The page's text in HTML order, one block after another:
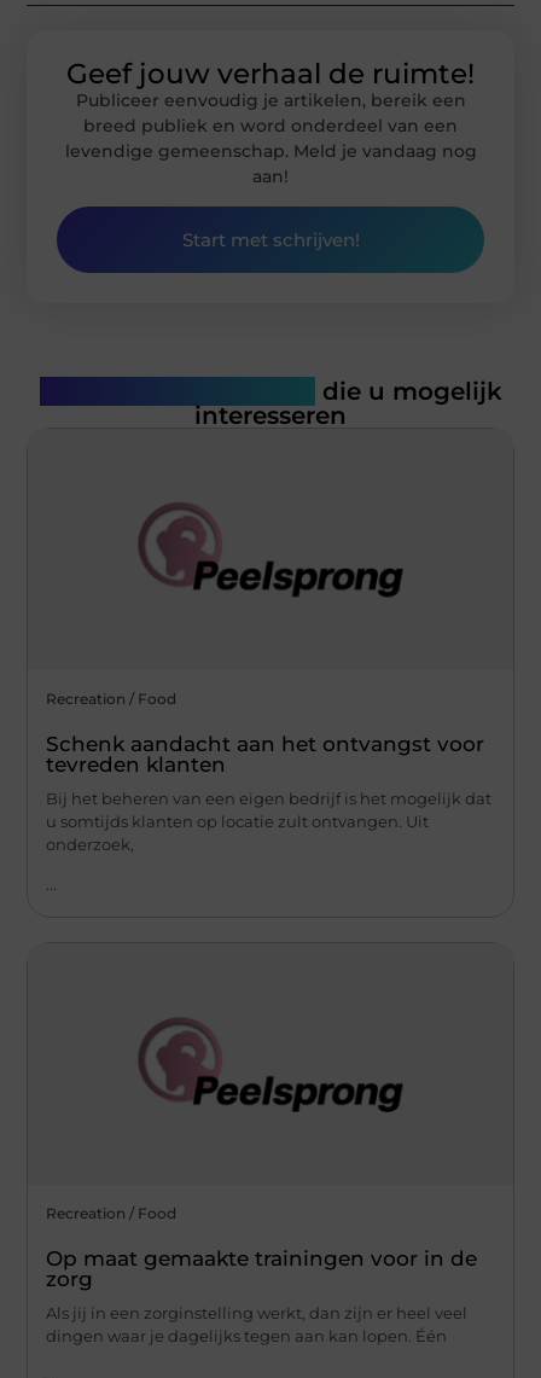
Geef jouw verhaal de ruimte!
Publiceer eenvoudig je artikelen, bereik een
breed publiek en word onderdeel van een
levendige gemeenschap. Meld je vandaag nog
aan!
Start met schrijven!
die u mogelijk
interesseren
Recreation / Food
Schenk aandacht aan het ontvangst voor
tevreden klanten
Bij het beheren van een eigen bedrijf is het mogelijk dat
u somtijds klanten op locatie zult ontvangen. Uit
onderzoek,
...
Recreation / Food
Op maat gemaakte trainingen voor in de
zorg
Als jij in een zorginstelling werkt, dan zijn er heel veel
dingen waar je dagelijks tegen aan kan lopen. Één